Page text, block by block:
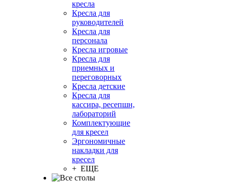
кресла
Кресла для
руководителей
Кресла для
персонала
Кресла игровые
Кресла для
приемных и
переговорных
Кресла детские
Кресла для
кассира, ресепшн,
лабораторий
Комплектующие
для кресел
Эргономичные
накладки для
кресел
+ ЕЩЕ